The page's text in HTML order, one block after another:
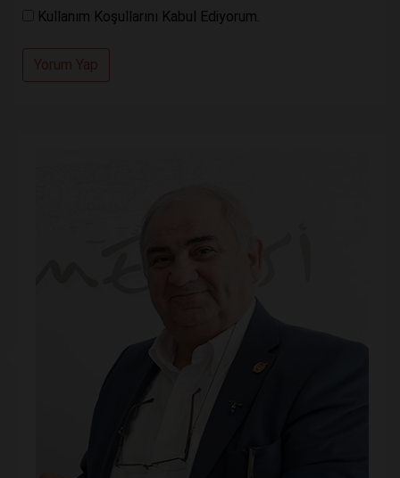
Kullanım Koşullarını Kabul Ediyorum.
Yorum Yap